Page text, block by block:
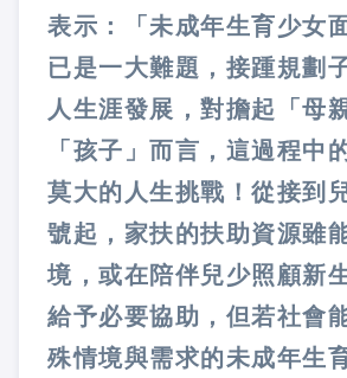
表示：「未成年生育少女
已是一大難題，接踵規劃
人生涯發展，對擔起「母
「孩子」而言，這過程中
莫大的人生挑戰！從接到
號起，家扶的扶助資源雖
境，或在陪伴兒少照顧新
給予必要協助，但若社會
殊情境與需求的未成年生